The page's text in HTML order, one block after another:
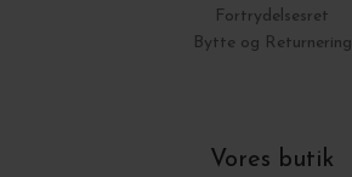
Fortrydelsesret
Bytte og Returnering
Vores butik